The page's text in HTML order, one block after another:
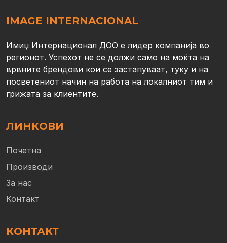
IMAGE INTERNACIONAL
Имиџ Интернационал ДОО е лидер компанија во
регионот. Успехот не се должи само на моќта на
врвните брендови кои се застапуваат, туку и на
посветениот начин на работа на локалниот тим и
грижата за клиентите.
ЛИНКОВИ
Почетна
Производи
За нас
Контакт
КОНТАКТ